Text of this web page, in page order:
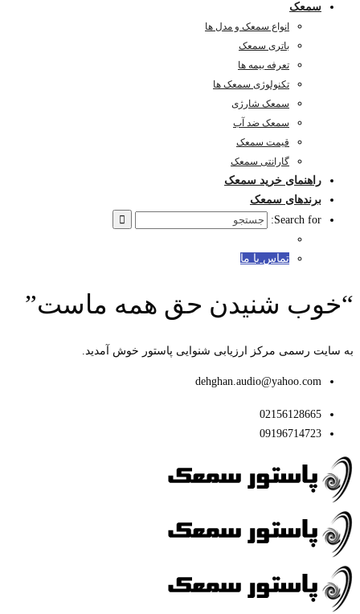
سمعک
انواع سمعک و مدل ها
باتری سمعک
تعرفه بیمه ها
تکنولوژی سمعک ها
سمعک شارژی
سمعک ضد آب
قیمت سمعک
گارانتی سمعک
راهنمای خرید سمعک
برندهای سمعک
Search for:
تماس با ما
“خوب شنیدن حق همه ماست”
به سایت رسمی مرکز ارزیابی شنوایی پاستور خوش آمدید.
dehghan.audio@yahoo.com
02156128665
09196714723